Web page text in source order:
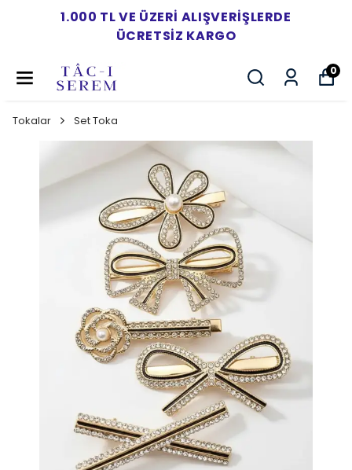
1.000 TL VE ÜZERI ALIŞVERIŞLERDE
ÜCRETSIZ KARGO
0
Tokalar Set Toka